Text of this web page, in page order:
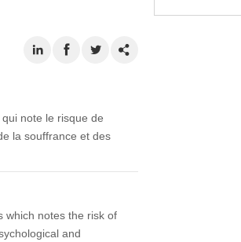
note le risque de
la souffrance et des
which notes the risk of
and